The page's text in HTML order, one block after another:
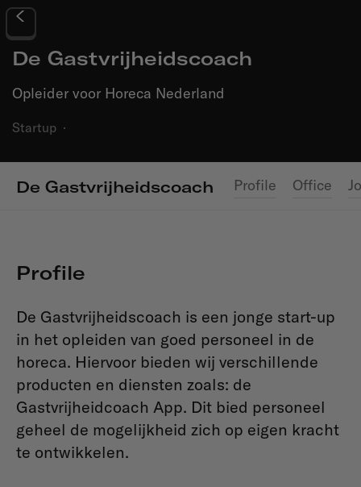
De Gastvrijheidscoach
Opleider voor Horeca Nederland
Startup ·
De Gastvrijheidscoach Profile Office
Profile
De Gastvrijheidscoach is een jonge start-up
in het opleiden van goed personeel in de
horeca. Hiervoor bieden wij verschillende
producten en diensten zoals: de
Gastvrijheidcoach App. Dit bied personeel
geheel de mogelijkheid zich op eigen kracht
te ontwikkelen.